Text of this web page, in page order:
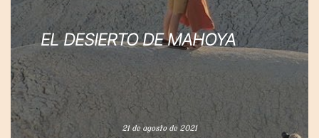
EL DESIERTO DE MAHOYA
21 de agosto de 2021